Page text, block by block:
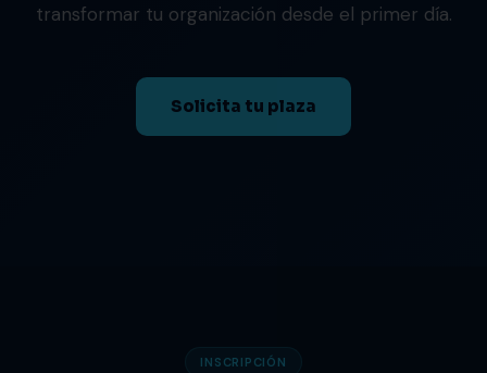
transformar tu organización desde el primer día.
Solicita tu plaza
INSCRIPCIÓN